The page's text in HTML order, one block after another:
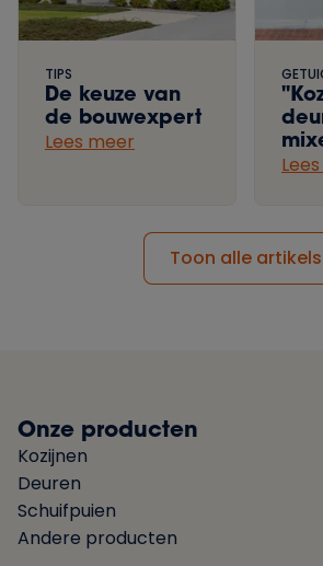
TIPS
De keuze van
de bouwexpert
Lees meer
Toon alle artikels
Onze producten
Kozijnen
Deuren
Schuifpuien
Andere producten